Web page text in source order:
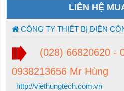
LIÊN HỆ
CÔNG TY THIẾT BỊ ĐIỆN
(028) 66820620 -
0938213656 Mr Hùng
http://viethungtech.com.vn